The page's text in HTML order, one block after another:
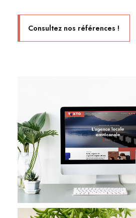
Consultez nos références !